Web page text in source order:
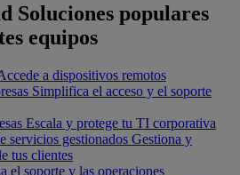
Soluciones populares
equipos
a dispositivos remotos
Simplifica el acceso y el soporte
Escala y protege tu TI corporativa
servicios gestionados Gestiona y
tus clientes
el soporte y las operaciones